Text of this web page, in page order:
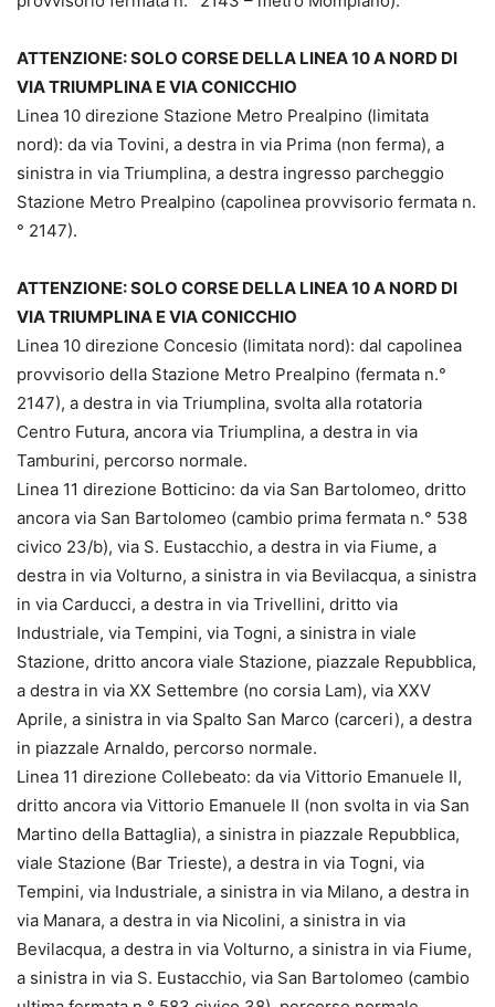
ATTENZIONE: SOLO CORSE DELLA LINEA 10 A NORD DI
VIA TRIUMPLINA E VIA CONICCHIO
Linea 10 direzione Stazione Metro Prealpino (limitata
nord): da via Tovini, a destra in via Prima (non ferma), a
sinistra in via Triumplina, a destra ingresso parcheggio
Stazione Metro Prealpino (capolinea provvisorio fermata n.
° 2147).
ATTENZIONE: SOLO CORSE DELLA LINEA 10 A NORD DI
VIA TRIUMPLINA E VIA CONICCHIO
Linea 10 direzione Concesio (limitata nord): dal capolinea
provvisorio della Stazione Metro Prealpino (fermata n.°
2147), a destra in via Triumplina, svolta alla rotatoria
Centro Futura, ancora via Triumplina, a destra in via
Tamburini, percorso normale.
Linea 11 direzione Botticino: da via San Bartolomeo, dritto
ancora via San Bartolomeo (cambio prima fermata n.° 538
civico 23/b), via S. Eustacchio, a destra in via Fiume, a
destra in via Volturno, a sinistra in via Bevilacqua, a sinistra
in via Carducci, a destra in via Trivellini, dritto via
Industriale, via Tempini, via Togni, a sinistra in viale
Stazione, dritto ancora viale Stazione, piazzale Repubblica,
a destra in via XX Settembre (no corsia Lam), via XXV
Aprile, a sinistra in via Spalto San Marco (carceri), a destra
in piazzale Arnaldo, percorso normale.
Linea 11 direzione Collebeato: da via Vittorio Emanuele II,
dritto ancora via Vittorio Emanuele II (non svolta in via San
Martino della Battaglia), a sinistra in piazzale Repubblica,
viale Stazione (Bar Trieste), a destra in via Togni, via
Tempini, via Industriale, a sinistra in via Milano, a destra in
via Manara, a destra in via Nicolini, a sinistra in via
Bevilacqua, a destra in via Volturno, a sinistra in via Fiume,
a sinistra in via S. Eustacchio, via San Bartolomeo (cambio